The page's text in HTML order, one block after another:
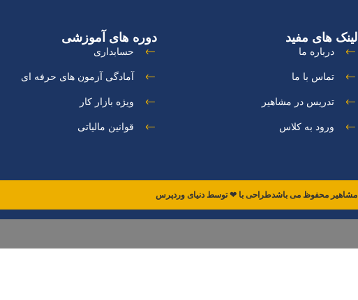
لینک های مفید
درباره ما
تماس با ما
تدریس در مشاهیر
ورود به کلاس
دوره های آموزشی
حسابداری
آمادگی آزمون های حرفه ای
ویژه بازار کار
قوانین مالیاتی
طراحی با ❤ توسط​ دنیای وردپرس